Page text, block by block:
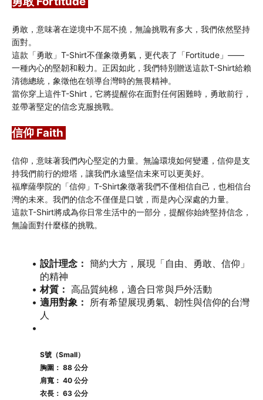
勇敢，意味著在逆境中不屈不撓，無論挑戰有多大，我們依然堅持
面對。
這款「勇敢」T-Shirt不僅象徵勇氣，更代表了「Fortitude」——
一種內心的堅韌和毅力。正因如此，我們特別贈送這款T-Shirt給賴
清德總統，象徵他在領導台灣時的無畏精神。
當你穿上這件T-Shirt，它將提醒你在面對任何困難時，勇敢前行，
並帶著堅定的信念克服挑戰。
信仰 Faith
信仰，意味著我們內心堅定的力量。無論環境如何變遷，信仰是支
持我們前行的燈塔，讓我們永遠堅信未來可以更美好。
福摩薩學院的「信仰」T-Shirt象徵著我們不僅相信自己，也相信台
灣的未來。我們的信念不僅僅是口號，而是內心深處的力量。
這款T-Shirt將成為你日常生活中的一部分，提醒你始終堅持信念，
無論面對什麼樣的挑戰。
設計理念： 簡約大方，展現「自由、勇敢、信仰」
的精神
材質： 高品質純棉，適合日常與戶外活動
適用對象：
所有希望展現勇氣、韌性與信仰的台灣
人
S號（Small）
胸圍： 88 公分
肩寬： 40 公分
衣長： 63 公分